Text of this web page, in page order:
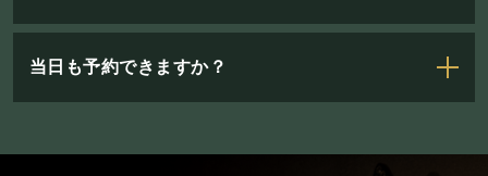
当日も予約できますか？